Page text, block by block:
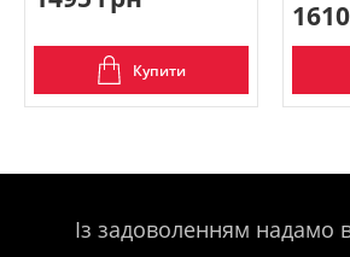
Купити
Із задоволенням надамо